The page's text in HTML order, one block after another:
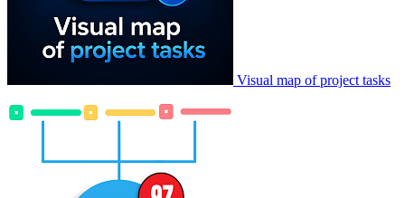
Visual map of project tasks